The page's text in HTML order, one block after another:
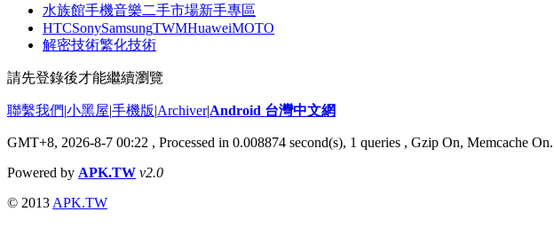
水族館手機音樂二手市場新手專區
HTCSonySamsungTWMHuaweiMOTO
解密技術繁化技術
請先登錄後才能繼續瀏覽
聯繫我們|小黑屋|手機版|Archiver|Android 台灣中文網
GMT+8, 2026-8-7 00:22 , Processed in 0.008874 second(s), 1 queries , Gzip On, Memcache On.
Powered by APK.TW v2.0
© 2013 APK.TW